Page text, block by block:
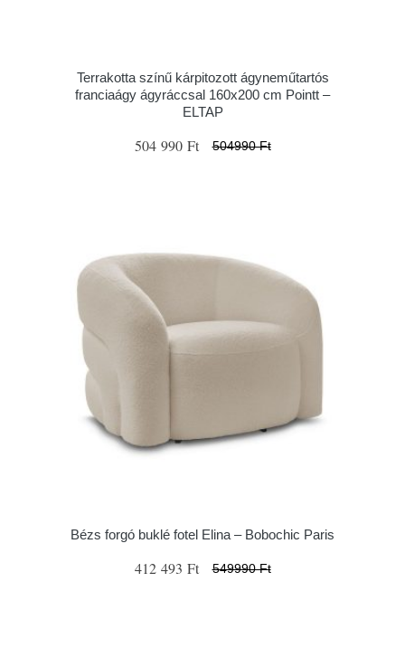
Terrakotta színű kárpitozott ágyneműtartós
franciaágy ágyráccsal 160x200 cm Pointt –
ELTAP
504 990 Ft 504990 Ft
Bézs forgó buklé fotel Elina – Bobochic Paris
412 493 Ft 549990 Ft